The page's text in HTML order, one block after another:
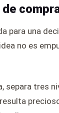
para una
no es
separa tres